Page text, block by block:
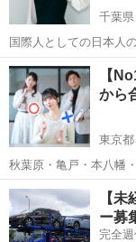
千葉
国際人としての日本人
る パワーコンサル®と
学を活用した効果的なメソッド 仕事力と人間力と
能力を身に付けます...
千葉 市川市
【
から
東京
秋葉原・亀戸・本八幡
人共に就職・転職サポ
紹介業１３ーユー３１
No1 ...
東京 台東区 秋
【
ー募
完全